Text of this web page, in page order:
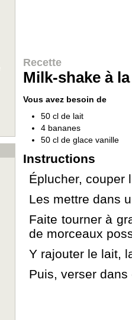
Recette
Milk-shake à
Vous avez besoin de
50 cl de lait
4 bananes
50 cl de glace vanille
Instructions
Éplucher, couper
Les mettre dans
Faite tourner à
de morceaux
Y rajouter le lait,
Puis, verser